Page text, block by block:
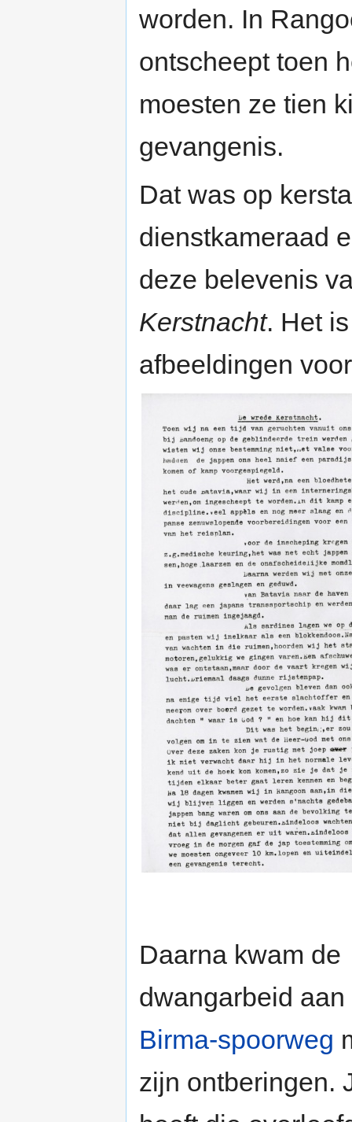
worden. In
ontscheept toen
moesten ze tien
gevangenis.
Dat was op
dienstkameraad
deze belevenis
Kerstnacht. Het
afbeeldingen
Daarna kwam de
dwangarbeid aan
Birma-spoorweg
zijn ontberingen.